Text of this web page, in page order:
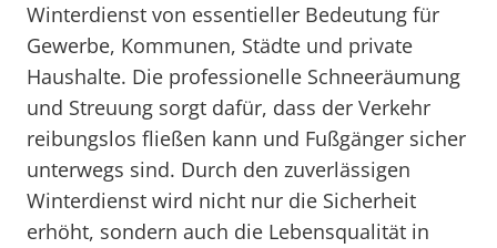
Winterdienst von essentieller Bedeutung für
Gewerbe, Kommunen, Städte und private
Haushalte. Die professionelle Schneeräumung
und Streuung sorgt dafür, dass der Verkehr
reibungslos fließen kann und Fußgänger sicher
unterwegs sind. Durch den zuverlässigen
Winterdienst wird nicht nur die Sicherheit
erhöht, sondern auch die Lebensqualität in